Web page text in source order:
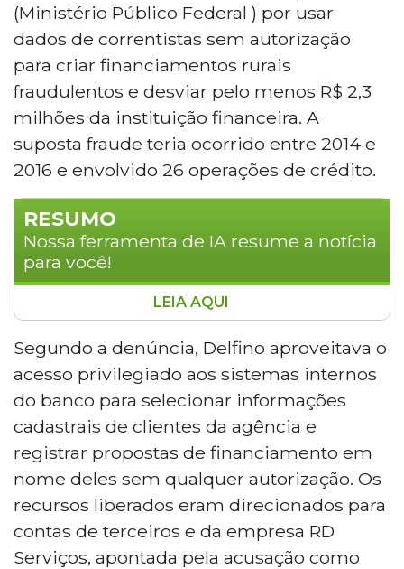
(Ministério Público Federal ) por usar
dados de correntistas sem autorização
para criar financiamentos rurais
fraudulentos e desviar pelo menos R$ 2,3
milhões da instituição financeira. A
suposta fraude teria ocorrido entre 2014 e
2016 e envolvido 26 operações de crédito.
RESUMO
Nossa ferramenta de IA resume a notícia
para você!
Ex-gerente do Banco do Brasil em Guia
Lopes da Laguna foi denunciado pelo
MPF por usar dados de clientes sem
autorização para criar financiamentos
rurais fraudulentos e desviar R$ 2,3
milhões entre 2014 e 2016. Os recursos
eram enviados a contas de laranjas e à
empresa RD Serviços. A defesa pediu
absolvição, mas o juiz manteve a ação.
Audiências estão marcadas para outubro
de 2026.
LEIA AQUI
Segundo a denúncia, Delfino aproveitava o
acesso privilegiado aos sistemas internos
do banco para selecionar informações
cadastrais de clientes da agência e
registrar propostas de financiamento em
nome deles sem qualquer autorização. Os
recursos liberados eram direcionados para
contas de terceiros e da empresa RD
Serviços, apontada pela acusação como